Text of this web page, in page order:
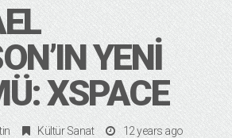
YENI
XSPACE
Kültür Sanat 12 years ago